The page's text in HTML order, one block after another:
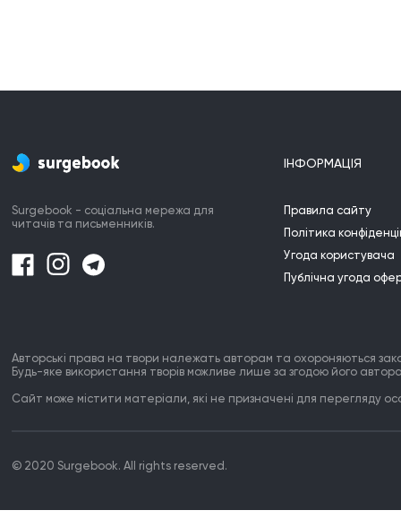
Surgebook - соціальна мережа для
читачів та письменників.
ІНФОРМАЦІЯ
Правила сайту
Політика
Угода користувача
Публічна угода
Авторські права на твори належать авторам та охороняються
Будь-яке використання творів можливе лише за згодою його
Сайт може містити матеріали, які не призначені для перегляду
© 2020 Surgebook. All rights reserved.